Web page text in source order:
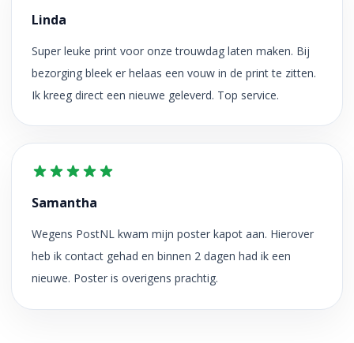
Linda
Super leuke print voor onze trouwdag laten maken. Bij
bezorging bleek er helaas een vouw in de print te zitten.
Ik kreeg direct een nieuwe geleverd. Top service.
Samantha
Wegens PostNL kwam mijn poster kapot aan. Hierover
heb ik contact gehad en binnen 2 dagen had ik een
nieuwe. Poster is overigens prachtig.